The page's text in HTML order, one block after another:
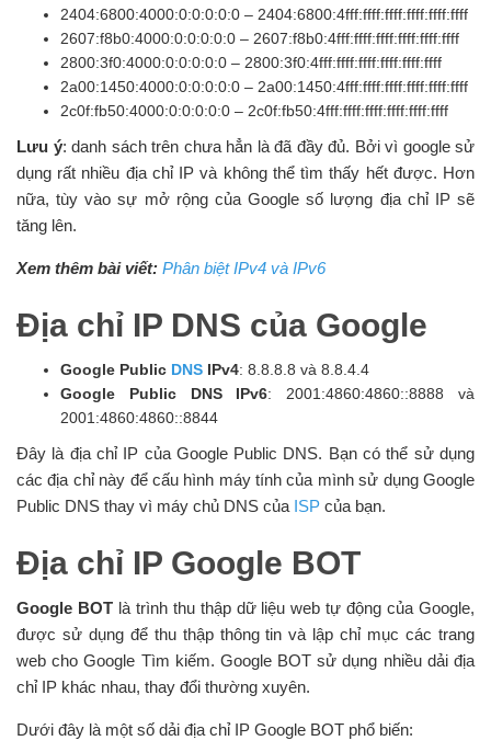
2404:6800:4000:0:0:0:0:0 – 2404:6800:4fff:ffff:ffff:ffff:ffff:ffff
2607:f8b0:4000:0:0:0:0:0 – 2607:f8b0:4fff:ffff:ffff:ffff:ffff:ffff
2800:3f0:4000:0:0:0:0:0 – 2800:3f0:4fff:ffff:ffff:ffff:ffff:ffff
2a00:1450:4000:0:0:0:0:0 – 2a00:1450:4fff:ffff:ffff:ffff:ffff:ffff
2c0f:fb50:4000:0:0:0:0:0 – 2c0f:fb50:4fff:ffff:ffff:ffff:ffff:ffff
Lưu ý: danh sách trên chưa hẳn là đã đầy đủ. Bởi vì google sử
dụng rất nhiều địa chỉ IP và không thể tìm thấy hết được. Hơn
nữa, tùy vào sự mở rộng của Google số lượng địa chỉ IP sẽ
tăng lên.
Xem thêm bài viết: Phân biệt IPv4 và IPv6
Địa chỉ IP DNS của Google
Google Public DNS IPv4: 8.8.8.8 và 8.8.4.4
Google Public DNS IPv6: 2001:4860:4860::8888 và
2001:4860:4860::8844
Đây là địa chỉ IP của Google Public DNS. Bạn có thể sử dụng
các địa chỉ này để cấu hình máy tính của mình sử dụng Google
Public DNS thay vì máy chủ DNS của ISP của bạn.
Địa chỉ IP Google BOT
Google BOTlà trình thu thập dữ liệu web tự động của Google,
được sử dụng để thu thập thông tin và lập chỉ mục các trang
web cho Google Tìm kiếm. Google BOT sử dụng nhiều dải địa
chỉ IP khác nhau, thay đổi thường xuyên.
Dưới đây là một số dải địa chỉ IP Google BOT phổ biến: